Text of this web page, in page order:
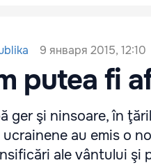
9 января 2015, 12:10
putea fi
ger şi ninsoare, în
ucrainene au emis o
ale vântului şi